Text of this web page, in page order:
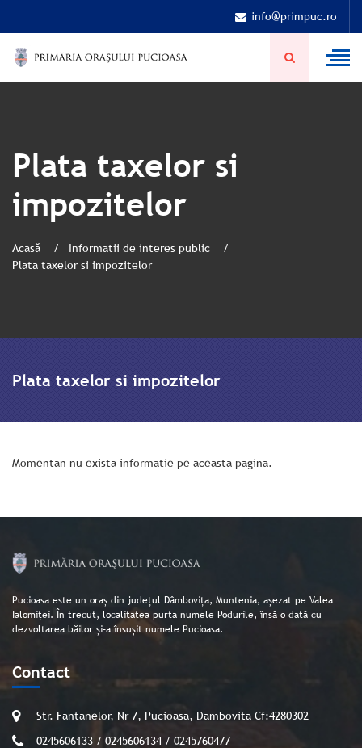
info@primpuc.ro
Plata taxelor si
impozitelor
Acasă
Informatii de interes public
Plata taxelor si impozitelor
Plata taxelor si impozitelor
Momentan nu exista informatie pe aceasta pagina.
Pucioasa este un oraș din județul Dâmbovița, Muntenia, așezat pe Valea
Ialomiței. În trecut, localitatea purta numele Podurile, însă o dată cu
dezvoltarea băilor și-a însușit numele Pucioasa.
Contact
Str. Fantanelor, Nr 7, Pucioasa, Dambovita Cf:4280302
0245606133 / 0245606134 / 0245760477